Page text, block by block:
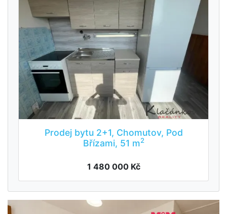
Prodej bytu 2+1, Chomutov, Pod
Břízami, 51 m2
1 480 000 Kč